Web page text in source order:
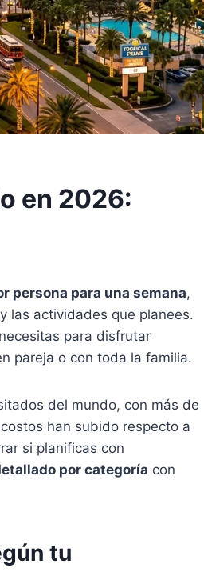
en 2026:
persona para una semana,
las actividades que planees.
para disfrutar
pareja o con toda la familia.
del mundo, con más de
han subido respecto a
si planificas con
por categoría con
tu